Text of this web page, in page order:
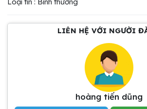
LIÊN HỆ VỚI NGƯỜI
hoàng tiến dũng